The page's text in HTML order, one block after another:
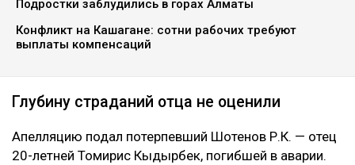
Подростки заблудились в горах Алматы
Конфликт на Кашагане: сотни рабочих требуют
выплаты компенсаций
Глубину страданий отца не оценили
Апелляцию подал потерпевший Шотенов Р.К. — отец
20-летней Томирис Кыдырбек, погибшей в аварии.